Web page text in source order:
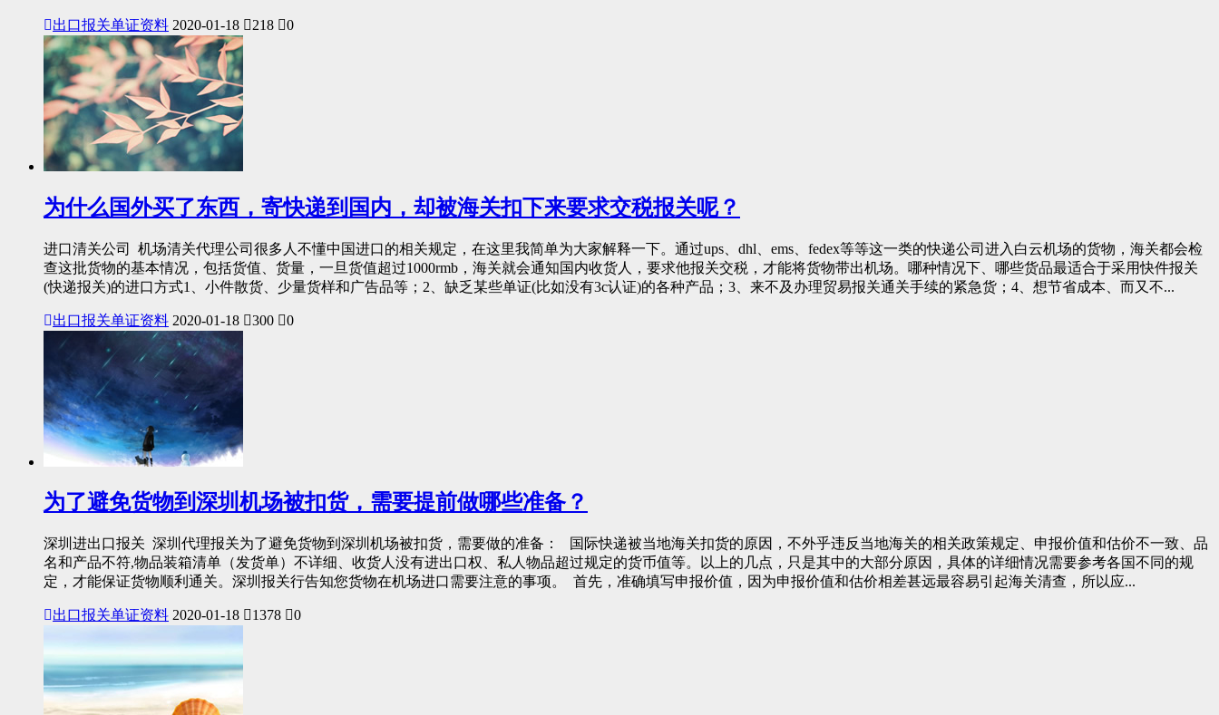
出口报关单证资料 2020-01-18 218 0
为什么国外买了东西，寄快递到国内，却被海关扣下来要求交税报关呢？
进口清关公司 机场清关代理公司很多人不懂中国进口的相关规定，在这里我简单为大家解释一下。通过ups、dhl、ems、fedex等等这一类的快递公司进入白云机场的货物，海关都会检
查这批货物的基本情况，包括货值、货量，一旦货值超过1000rmb，海关就会通知国内收货人，要求他报关交税，才能将货物带出机场。哪种情况下、哪些货品最适合于采用快件报关
(快递报关)的进口方式1、小件散货、少量货样和广告品等；2、缺乏某些单证(比如没有3c认证)的各种产品；3、来不及办理贸易报关通关手续的紧急货；4、想节省成本、而又不...
出口报关单证资料 2020-01-18 300 0
为了避免货物到深圳机场被扣货，需要提前做哪些准备？
深圳进出口报关 深圳代理报关为了避免货物到深圳机场被扣货，需要做的准备： 国际快递被当地海关扣货的原因，不外乎违反当地海关的相关政策规定、申报价值和估价不一致、品
名和产品不符,物品装箱清单（发货单）不详细、收货人没有进出口权、私人物品超过规定的货币值等。以上的几点，只是其中的大部分原因，具体的详细情况需要参考各国不同的规
定，才能保证货物顺利通关。深圳报关行告知您货物在机场进口需要注意的事项。 首先，准确填写申报价值，因为申报价值和估价相差甚远最容易引起海关清查，所以应...
出口报关单证资料 2020-01-18 1378 0